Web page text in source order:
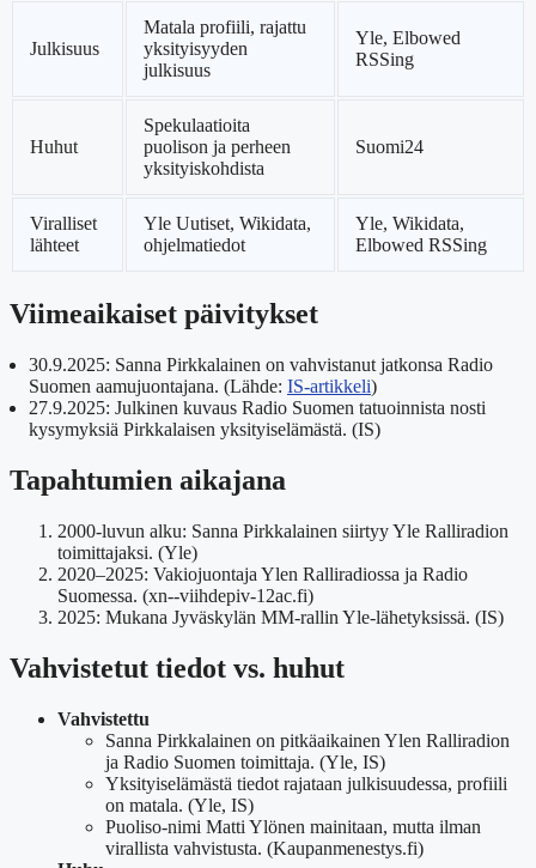
Julkisuus
Matala profiili, rajattu
yksityisyyden
julkisuus
Yle, Elbowed
RSSing
Huhut
Spekulaatioita
puolison ja perheen
yksityiskohdista
Suomi24
Viralliset
lähteet
Yle Uutiset, Wikidata,
ohjelmatiedot
Yle, Wikidata,
Elbowed RSSing
Viimeaikaiset päivitykset
30.9.2025: Sanna Pirkkalainen on vahvistanut jatkonsa Radio
Suomen aamujuontajana. (Lähde: IS-artikkeli)
27.9.2025: Julkinen kuvaus Radio Suomen tatuoinnista nosti
kysymyksiä Pirkkalaisen yksityiselämästä. (IS)
Tapahtumien aikajana
2000-luvun alku: Sanna Pirkkalainen siirtyy Yle Ralliradion
toimittajaksi. (Yle)
2020–2025: Vakiojuontaja Ylen Ralliradiossa ja Radio
Suomessa. (xn--viihdepiv-12ac.fi)
2025: Mukana Jyväskylän MM-rallin Yle-lähetyksissä. (IS)
Vahvistetut tiedot vs. huhut
Vahvistettu
Sanna Pirkkalainen on pitkäaikainen Ylen Ralliradion
ja Radio Suomen toimittaja. (Yle, IS)
Yksityiselämästä tiedot rajataan julkisuudessa, profiili
on matala. (Yle, IS)
Puoliso-nimi Matti Ylönen mainitaan, mutta ilman
virallista vahvistusta. (Kaupanmenestys.fi)